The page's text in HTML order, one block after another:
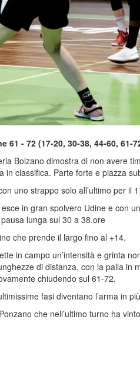
61 - 72 (17-20, 30-38, 44-60, 61-
Bolzano dimostra di non avere
classifica. Parte forte e piazza
uno strappo solo all’ultimo per il
in gran spolvero Udine e con
lunga sul 30 a 38.ore
che prende il largo fino al +14.
in campo un’intensità e grinta
di distanza, con la palla in
chiudendo sul 61-72.
fasi diventano l’arma in
che nell’ultimo turno ha